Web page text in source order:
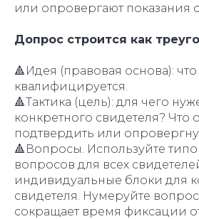
или опровергают показания
Допрос строится как
🔺Идея (правовая основа):
квалифицируется.
🔺Тактика (цель): для чего
конкретного свидетеля? Что
подтвердить или
🔺Вопросы. Используйте
вопросов для всех
индивидуальные блоки для
свидетеля. Нумеруйте
сокращает время фиксации